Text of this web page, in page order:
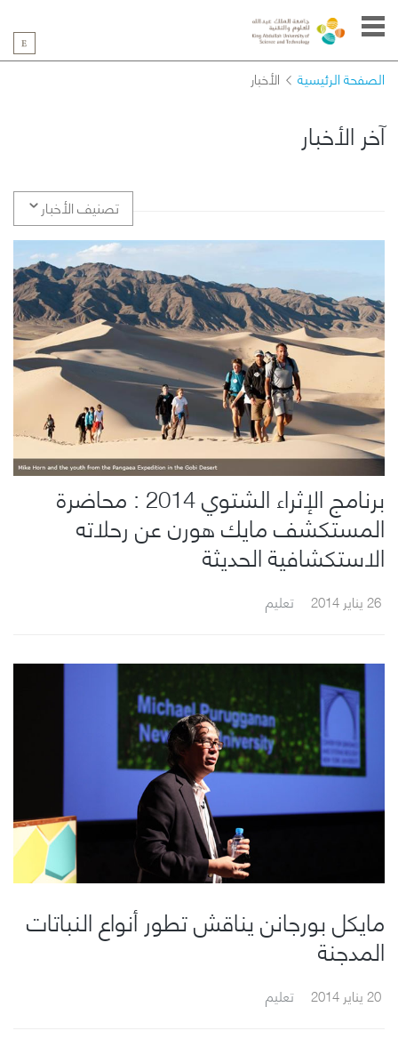
الصفحة الرئيسية الأخبار
تصنيف الأخبار
آخر الأخبار
برنامج الإثراء الشتوي 2014 : محاضرة
المستكشف مايك هورن عن رحلاته
الاستكشافية الحديثة
26 يناير 2014 تعليم
مايكل بورجانن يناقش تطور أنواع النباتات
المدجنة
20 يناير 2014 تعليم